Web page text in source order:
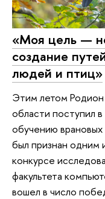
«Моя цель —
создание
людей и птиц»
Этим летом
области поступил
обучению
был признан одним
конкурсе
факультета
вошел в число